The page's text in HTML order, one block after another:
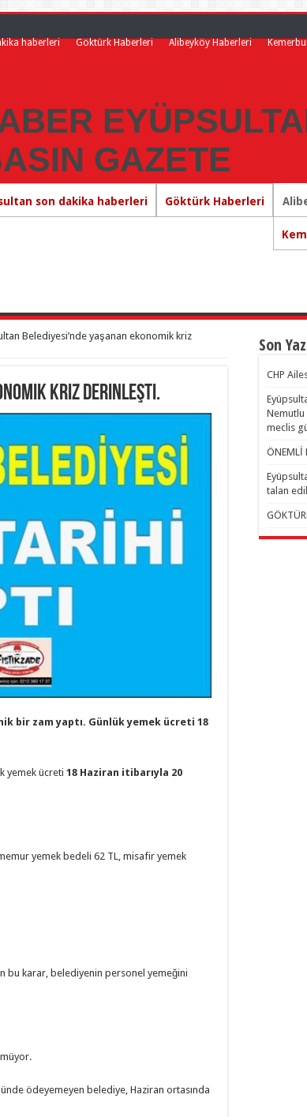
haberleri Göktürk Haberleri Alibeyköy Haberleri
son dakika haberleri Göktürk Haberleri
Belediyesi’nde yaşanan ekonomik kriz
kriz derinleşti.
bir zam yaptı. Günlük yemek ücreti 18
yemek ücreti 18 Haziran itibarıyla 20
yemek bedeli 62 TL, misafir yemek
bu karar, belediyenin personel yemeğini
ödeyemeyen belediye, Haziran ortasında
Son
CHP
Nemutlu
meclis
ÖNEMLİ
talan